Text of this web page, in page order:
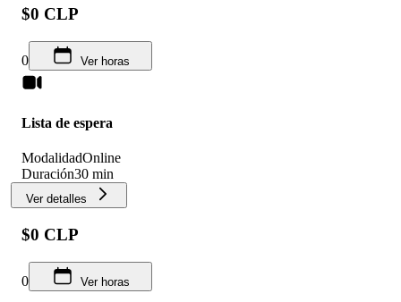
$0 CLP
0 Ver horas
Lista de espera
ModalidadOnline
Duración30 min
Ver detalles
$0 CLP
0 Ver horas